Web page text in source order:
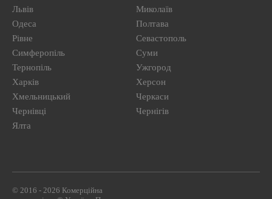
Львів
Миколаїв
Одеса
Полтава
Рівне
Севастополь
Симферопіль
Суми
Тернопіль
Ужгород
Харків
Херсон
Хмельницький
Черкаси
Чернівці
Чернігів
Ялта
© 2016 - 2026 Комерційна